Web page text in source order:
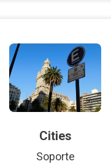
Cities
Soporte